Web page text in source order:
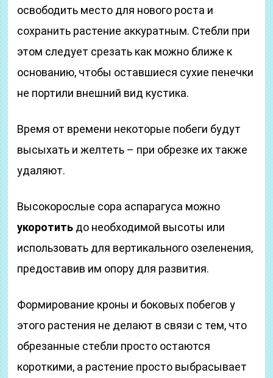
освободить место для нового роста и
сохранить растение аккуратным. Стебли при
этом следует срезать как можно ближе к
основанию, чтобы оставшиеся сухие пенечки
не портили внешний вид кустика.
Время от времени некоторые побеги будут
высыхать и желтеть – при обрезке их также
удаляют.
Высокорослые сора аспарагуса можно
укоротить до необходимой высоты или
использовать для вертикального озеленения,
предоставив им опору для развития.
Формирование кроны и боковых побегов у
этого растения не делают в связи с тем, что
обрезанные стебли просто остаются
короткими, а растение просто выбрасывает